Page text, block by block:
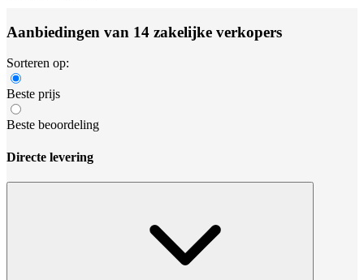
Aanbiedingen van 14 zakelijke verkopers
Sorteren op:
Beste prijs
Beste beoordeling
Directe levering